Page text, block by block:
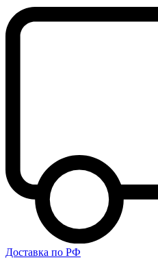
Доставка по РФ